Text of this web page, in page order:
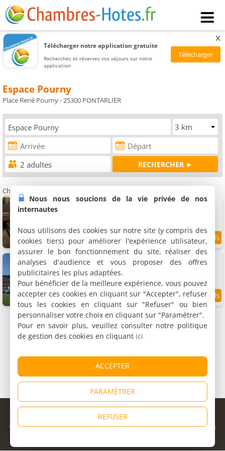
Télécharger notre application gratuite
Recherchez et réservez vos séjours sur notre
application
x
Espace Pourny
Place René Pourny - 25300 PONTARLIER
Chambres d'hôtes à proximité de l'Espace Pourny Pontarlier
Chambres d'hôtes La Maison d'A Côté
0.2 km 9.4 /10
Chambres d'hôtes La Tour du Coq Doré
3 chambres (total 8 personnes)
3 km 8.6/10
© Copyright 1998 - 2026
Cybevasion|Mentions légales|Confidentialité|CGU|Informations
Nous nous soucions de la vie privée de nos
internautes
Nous utilisons des cookies sur notre site (y compris des
cookies tiers) pour améliorer l'expérience utilisateur,
assurer le bon fonctionnement du site, réaliser des
analyses d'audience et vous proposer des offres
publicitaires les plus adaptées.
Pour bénéficier de la meilleure expérience, vous pouvez
accepter ces cookies en cliquant sur "Accepter", refuser
tous les cookies en cliquant sur "Refuser" ou bien
personnaliser votre choix en cliquant sur "Paramétrer".
Pour en savoir plus, veuillez consulter notre politique
de gestion des cookies en cliquant ici
ACCEPTER
PARAMÉTRER
REFUSER